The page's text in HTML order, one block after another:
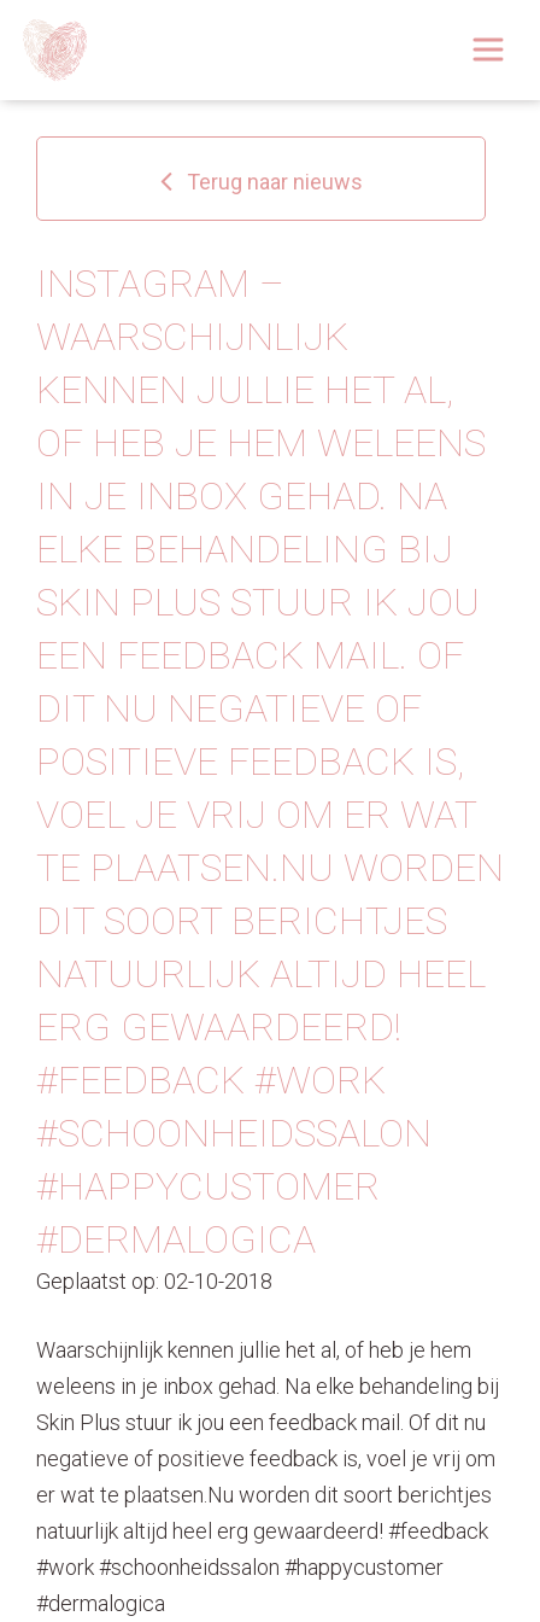
Over
Huidoplossingen
Behandelingen
Tarieven 2026
Webshop
Contact
Terug naar nieuws
INSTAGRAM –
WAARSCHIJNLIJK
KENNEN JULLIE HET AL,
OF HEB JE HEM WELEENS
IN JE INBOX GEHAD. NA
ELKE BEHANDELING BIJ
SKIN PLUS STUUR IK JOU
EEN FEEDBACK MAIL. OF
DIT NU NEGATIEVE OF
POSITIEVE FEEDBACK IS,
VOEL JE VRIJ OM ER WAT
TE PLAATSEN.NU WORDEN
DIT SOORT BERICHTJES
NATUURLIJK ALTIJD HEEL
ERG GEWAARDEERD!
#FEEDBACK #WORK
#SCHOONHEIDSSALON
#HAPPYCUSTOMER
#DERMALOGICA
Geplaatst op: 02-10-2018
Waarschijnlijk kennen jullie het al, of heb je hem
weleens in je inbox gehad. Na elke behandeling bij
Skin Plus stuur ik jou een feedback mail. Of dit nu
negatieve of positieve feedback is, voel je vrij om
er wat te plaatsen.Nu worden dit soort berichtjes
natuurlijk altijd heel erg gewaardeerd! #feedback
#work #schoonheidssalon #happycustomer
#dermalogica